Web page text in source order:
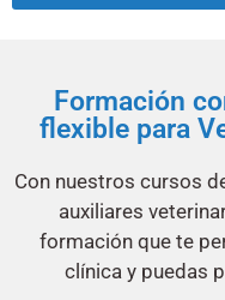
Formación
flexible para
Con nuestros cursos
auxiliares
formación que te
clínica y puedas